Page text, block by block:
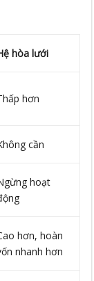
hòa lưới
hơn
cần
hoạt
hơn, hoàn
nhanh hơn